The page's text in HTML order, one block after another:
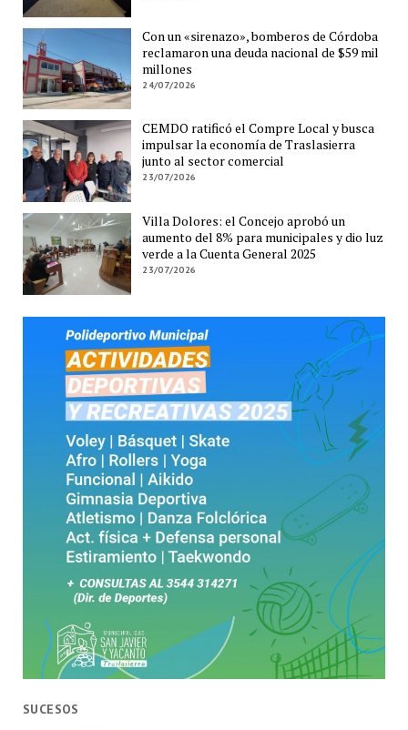
Con un «sirenazo», bomberos de Córdoba
reclamaron una deuda nacional de $59 mil
millones
24/07/2026
CEMDO ratificó el Compre Local y busca
impulsar la economía de Traslasierra
junto al sector comercial
23/07/2026
Villa Dolores: el Concejo aprobó un
aumento del 8% para municipales y dio luz
verde a la Cuenta General 2025
23/07/2026
SUCESOS